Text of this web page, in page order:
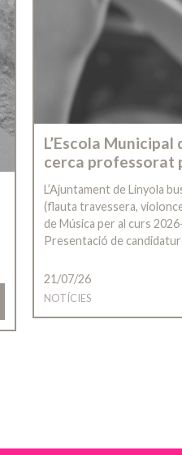
L’Escola
cerca professorat
L’Ajuntament de Linyola
(flauta travessera,
de Música per al curs
Presentació de
21/07/26
NOTÍCIES